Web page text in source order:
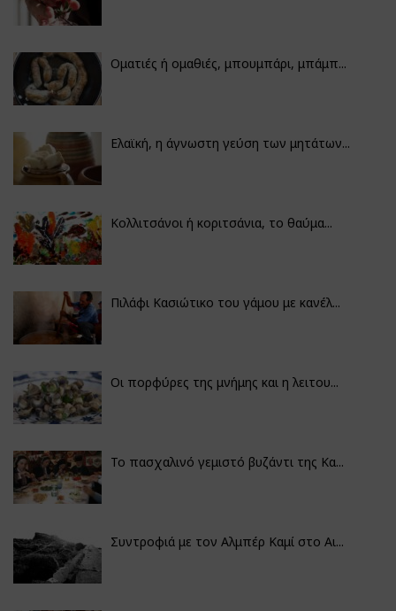
Οματιές ή ομαθιές, μπουμπάρι, μπάμπ...
Ελαϊκή, η άγνωστη γεύση των μητάτων...
Κολλιτσάνοι ή κοριτσάνια, το θαύμα...
Πιλάφι Κασιώτικο του γάμου με κανέλ...
Οι πορφύρες της μνήμης και η λειτου...
Το πασχαλινό γεμιστό βυζάντι της Κα...
Συντροφιά με τον Αλμπέρ Καμί στο Αι...